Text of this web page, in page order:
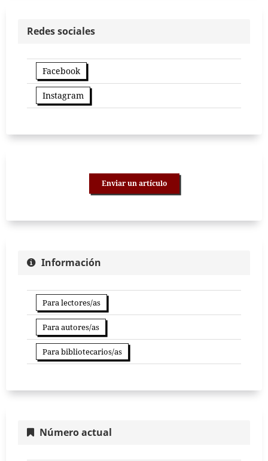
Redes sociales
Facebook
Instagram
Enviar un artículo
Información
Para lectores/as
Para autores/as
Para bibliotecarios/as
Número actual